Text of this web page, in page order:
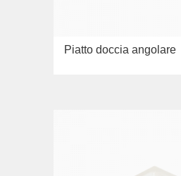
Piatto doccia angolare